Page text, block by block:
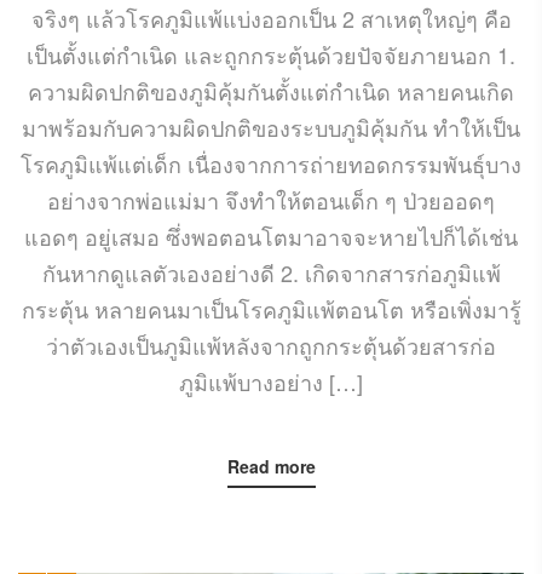
จริงๆ แล้วโรคภูมิแพ้แบ่งออกเป็น 2 สาเหตุใหญ่ๆ คือ
เป็นตั้งแต่กำเนิด และถูกกระตุ้นด้วยปัจจัยภายนอก 1.
ความผิดปกติของภูมิคุ้มกันตั้งแต่กำเนิด หลายคนเกิด
มาพร้อมกับความผิดปกติของระบบภูมิคุ้มกัน ทำให้เป็น
โรคภูมิแพ้แต่เด็ก เนื่องจากการถ่ายทอดกรรมพันธุ์บาง
อย่างจากพ่อแม่มา จึงทำให้ตอนเด็ก ๆ ป่วยออดๆ
แอดๆ อยู่เสมอ ซึ่งพอตอนโตมาอาจจะหายไปก็ได้เช่น
กันหากดูแลตัวเองอย่างดี 2. เกิดจากสารก่อภูมิแพ้
กระตุ้น หลายคนมาเป็นโรคภูมิแพ้ตอนโต หรือเพิ่งมารู้
ว่าตัวเองเป็นภูมิแพ้หลังจากถูกกระตุ้นด้วยสารก่อ
ภูมิแพ้บางอย่าง […]
Read more